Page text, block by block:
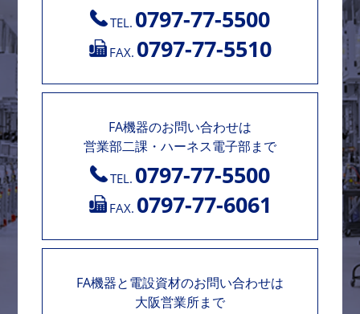
TEL. 0797-77-5500
FAX. 0797-77-5510
FA機器のお問い合わせは
営業部二課・ハーネス電子部まで
TEL. 0797-77-5500
FAX. 0797-77-6061
FA機器と電設資材のお問い合わせは
大阪営業所まで